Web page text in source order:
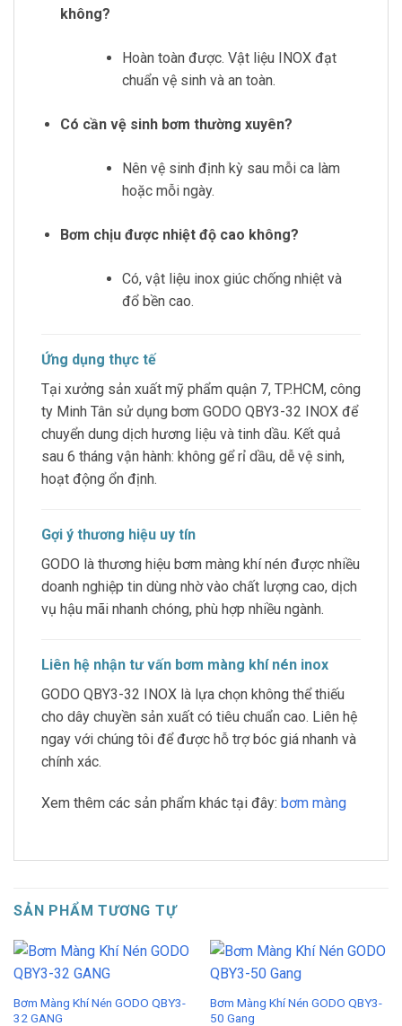
không?
Hoàn toàn được. Vật liệu INOX đạt
chuẩn vệ sinh và an toàn.
Có cần vệ sinh bơm thường xuyên?
Nên vệ sinh định kỳ sau mỗi ca làm
hoặc mỗi ngày.
Bơm chịu được nhiệt độ cao không?
Có, vật liệu inox giúc chống nhiệt và
đổ bền cao.
Ứng dụng thực tế
Tại xưởng sản xuất mỹ phẩm quận 7, TP.HCM, công
ty Minh Tân sử dụng bơm GODO QBY3-32 INOX để
chuyển dung dịch hương liệu và tinh dầu. Kết quả
sau 6 tháng vận hành: không gể rỉ dầu, dễ vệ sinh,
hoạt động ổn định.
Gợi ý thương hiệu uy tín
GODO là thương hiệu bơm màng khí nén được nhiều
doanh nghiệp tin dùng nhờ vào chất lượng cao, dịch
vụ hậu mãi nhanh chóng, phù hợp nhiều ngành.
Liên hệ nhận tư vấn bơm màng khí nén inox
GODO QBY3-32 INOX là lựa chọn không thể thiếu
cho dây chuyền sản xuất có tiêu chuẩn cao. Liên hệ
ngay với chúng tôi để được hỗ trợ bóc giá nhanh và
chính xác.
Xem thêm các sản phẩm khác tại đây: bơm màng
SẢN PHẨM TƯƠNG TỰ
Bơm Màng Khí Nén GODO QBY3-
32 GANG
Bơm Màng Khí Nén GODO QBY3-
50 Gang